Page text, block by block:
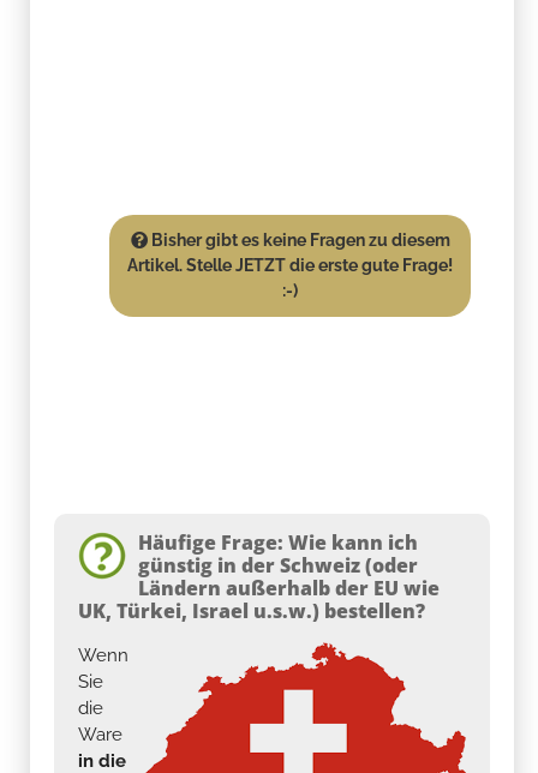
Bisher gibt es keine Fragen zu diesem
Artikel. Stelle JETZT die erste gute Frage!
:-)
Häufige Frage: Wie kann ich
günstig in der Schweiz (oder
Ländern außerhalb der EU wie
UK, Türkei, Israel u.s.w.) bestellen?
Wenn
Sie
die
Ware
in die